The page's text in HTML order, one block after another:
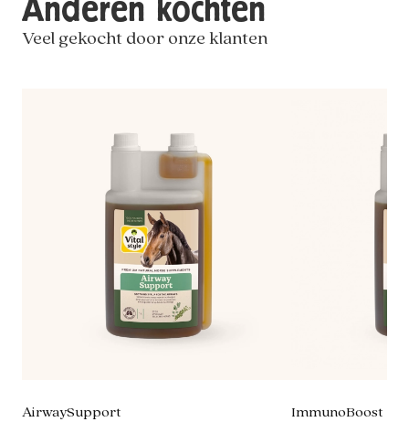
Anderen kochten
Veel gekocht door onze klanten
AirwaySupport ImmunoBoost